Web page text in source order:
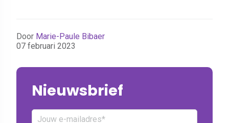
Door Marie-Paule Bibaer
07 februari 2023
Nieuwsbrief